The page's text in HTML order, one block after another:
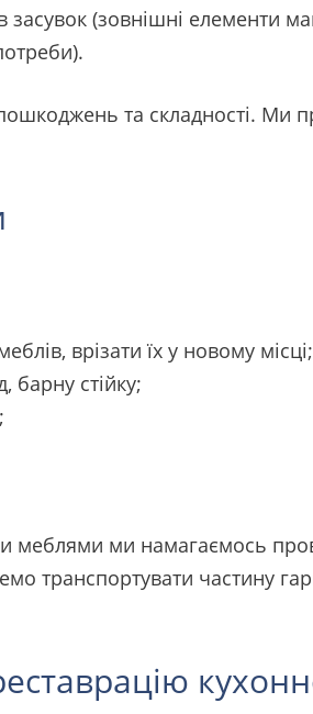
засувок (зовнішні елементи
та складності.
врізати їх у новому місці;
барну стійку;
меблями ми намагаємось
транспортувати частину